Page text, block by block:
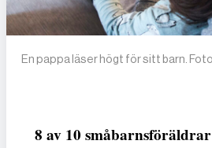
En pappa läser högt för sitt barn.
8 av 10